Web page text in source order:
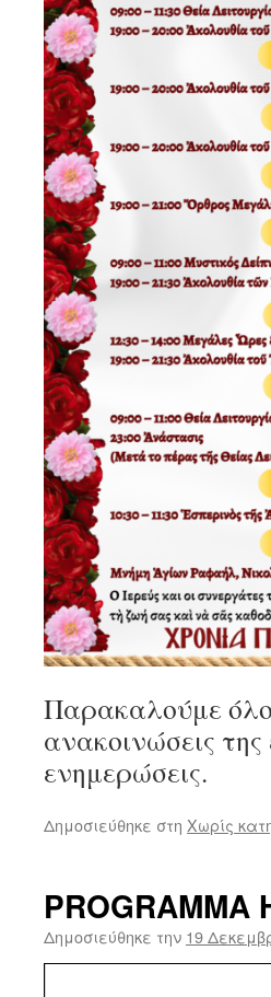
Παρακαλούμε
ανακοινώσεις
ενημερώσεις.
Δημοσιεύθηκε στη Χωρίς
PROGRAMMA
Δημοσιεύθηκε την 19